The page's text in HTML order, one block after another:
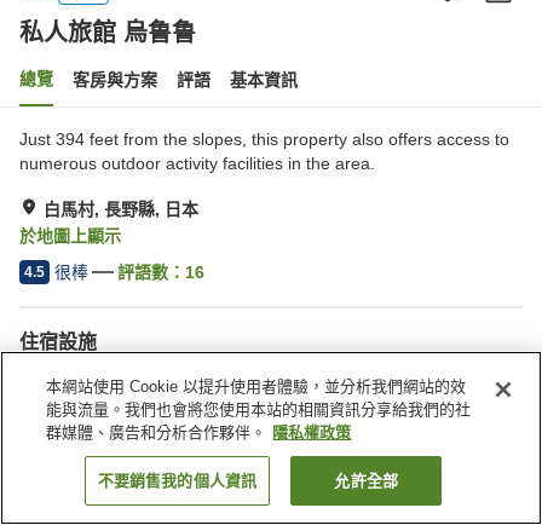
私人旅館 烏鲁鲁
總覽 客房與方案 評語 基本資訊
Just 394 feet from the slopes, this property also offers access to
numerous outdoor activity facilities in the area.
白馬村, 長野縣, 日本
於地圖上顯示
4.5 很棒 評語數： 16
住宿設施
停車場
休息室
咖啡廳
多功能室
找客房
本網站使用 Cookie 以提升使用者體驗，並分析我們網站的效
能與流量。我們也會將您使用本站的相關資訊分享給我們的社
群媒體、廣告和分析合作夥伴。
隱私權政策
不要銷售我的個人資訊 允許全部